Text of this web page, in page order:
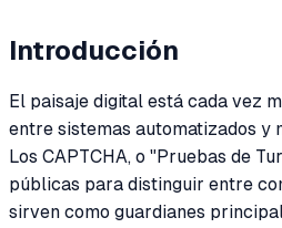
Introducción
El paisaje digital está cada vez
entre sistemas automatizados y
Los CAPTCHA, o "Pruebas de
públicas para distinguir entre
sirven como guardianes